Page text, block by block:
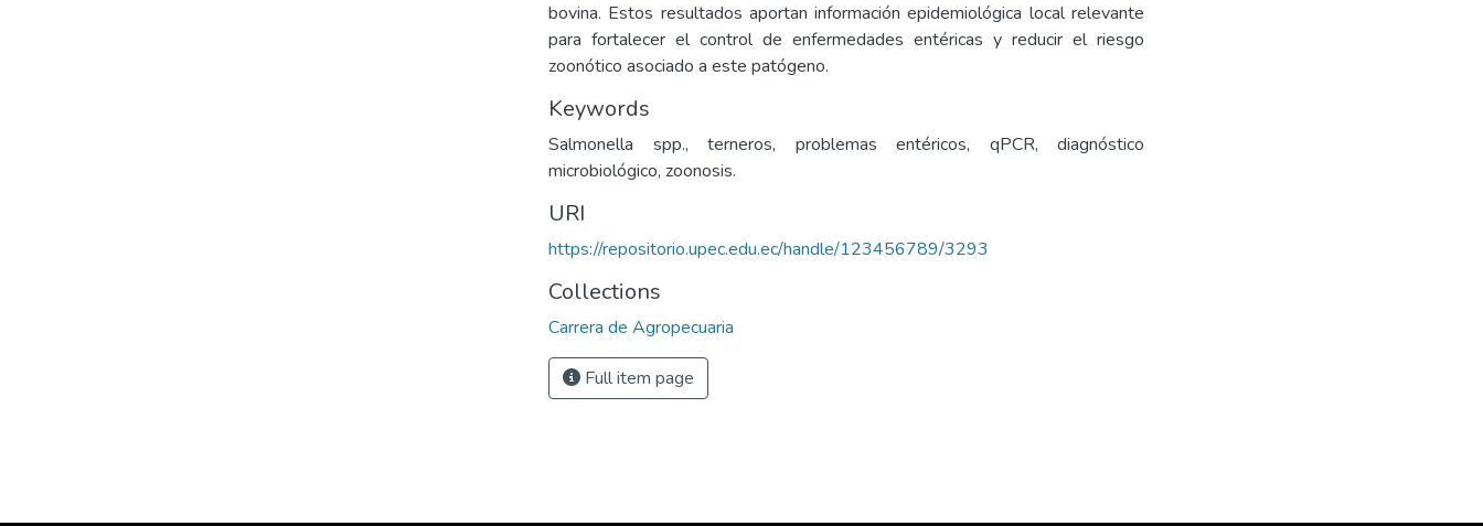
bovina. Estos resultados aportan información epidemiológica local relevante
para fortalecer el control de enfermedades entéricas y reducir el riesgo
zoonótico asociado a este patógeno.
Keywords
Salmonella spp., terneros, problemas entéricos, qPCR, diagnóstico
microbiológico, zoonosis.
URI
https://repositorio.upec.edu.ec/handle/123456789/3293
Collections
Carrera de Agropecuaria
Full item page